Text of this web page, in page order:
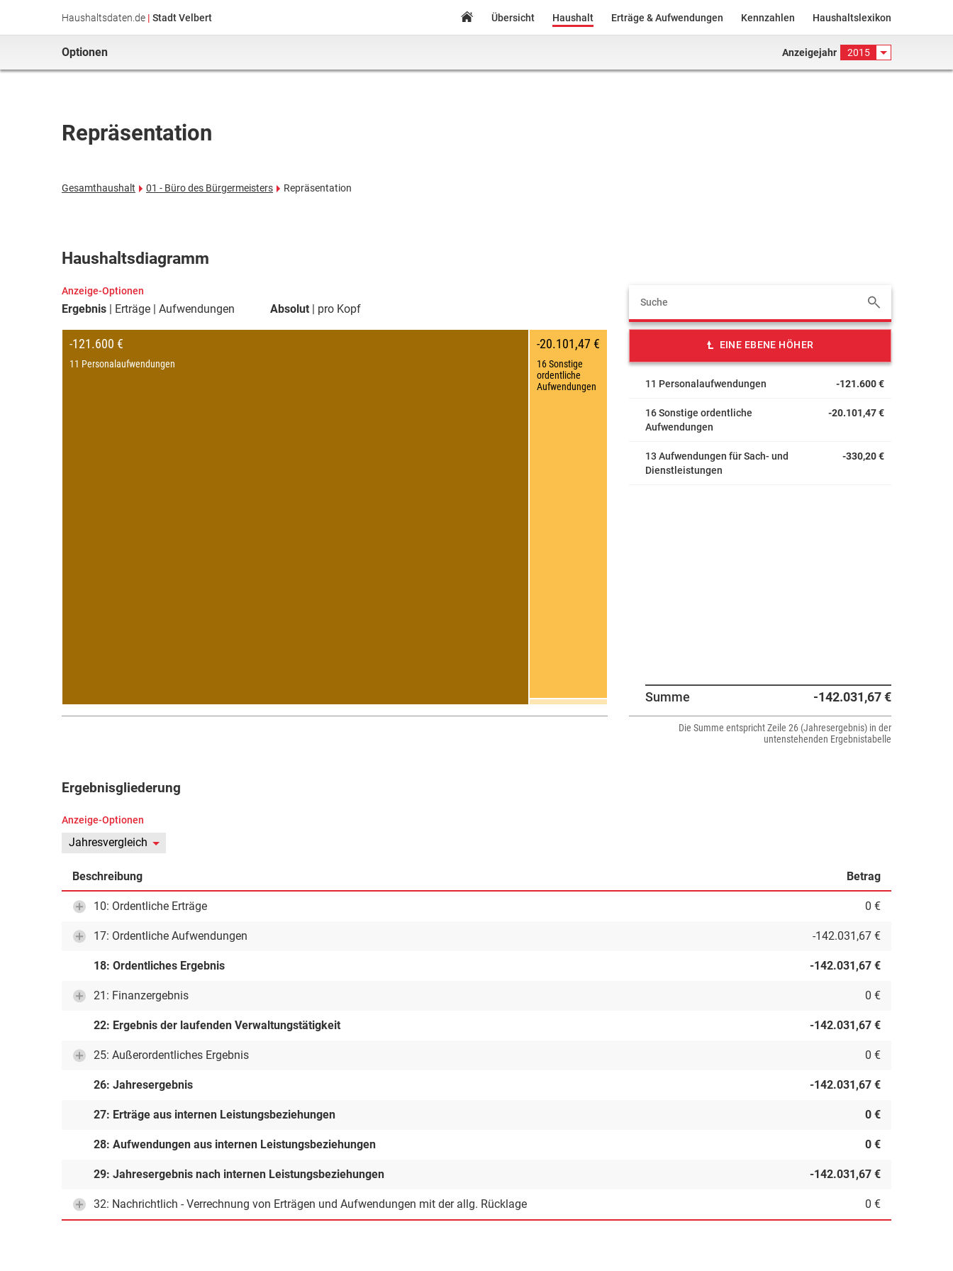
Haushaltsdaten.de | Stadt Velbert Übersicht Haushalt Erträge & Aufwendungen Kennzahlen Haushaltslexikon
Optionen Anzeigejahr 2015
Repräsentation
Gesamthaushalt 01 - Büro des Bürgermeisters Repräsentation
Haushaltsdiagramm
Anzeige-Optionen
Ergebnis Erträge Aufwendungen Absolut pro Kopf
-121.600 €
11 Personalaufwendungen
-20.101,47 €
16 Sonstige
ordentliche
Aufwendungen
EINE EBENE HÖHER
11 Personalaufwendungen -121.600 €
16 Sonstige ordentliche
Aufwendungen
-20.101,47 €
13 Aufwendungen für Sach- und
Dienstleistungen
-330,20 €
Summe -142.031,67 €
Die Summe entspricht Zeile 26 (Jahresergebnis) in der
untenstehenden Ergebnistabelle
Ergebnisgliederung
Anzeige-Optionen
Jahresvergleich
Beschreibung Betrag
10: Ordentliche Erträge 0 €
17: Ordentliche Aufwendungen -142.031,67 €
18: Ordentliches Ergebnis -142.031,67 €
21: Finanzergebnis 0 €
22: Ergebnis der laufenden Verwaltungstätigkeit -142.031,67 €
25: Außerordentliches Ergebnis 0 €
26: Jahresergebnis -142.031,67 €
27: Erträge aus internen Leistungsbeziehungen 0 €
28: Aufwendungen aus internen Leistungsbeziehungen 0 €
29: Jahresergebnis nach internen Leistungsbeziehungen -142.031,67 €
32: Nachrichtlich - Verrechnung von Erträgen und Aufwendungen mit der allg. Rücklage 0 €